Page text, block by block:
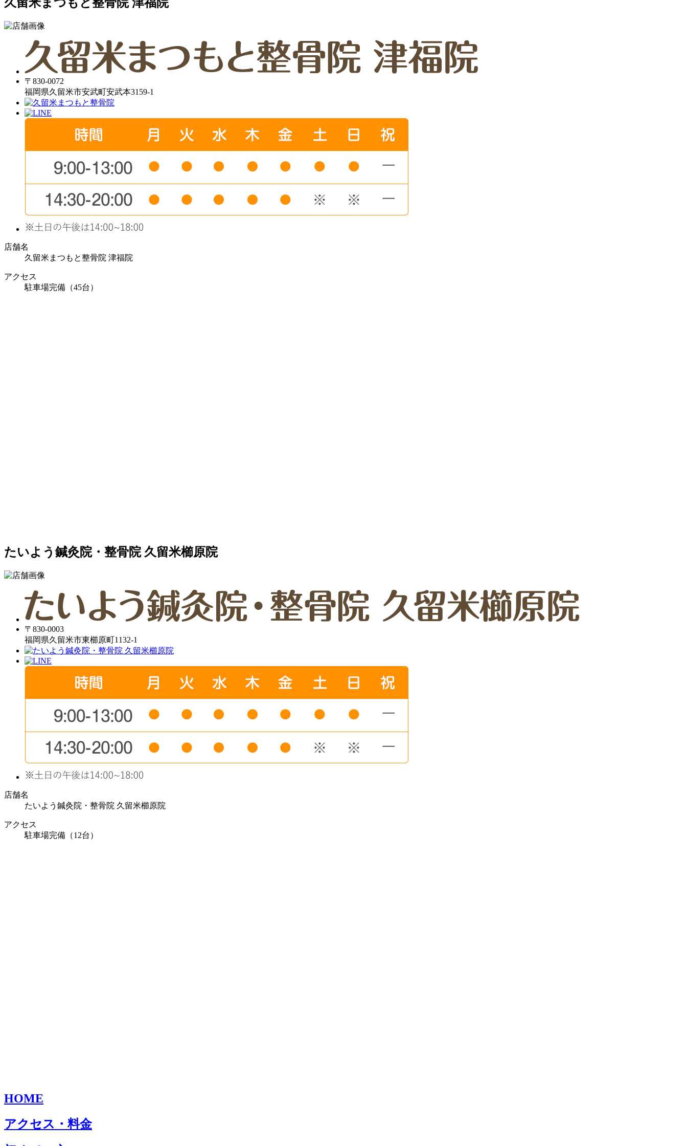
〒830-0072
福岡県久留米市安武町安武本3159-1
店舗名
久留米まつもと整骨院 津福院
アクセス
駐車場完備（45台）
たいよう鍼灸院・整骨院 久留米櫛原院
〒830-0003
福岡県久留米市東櫛原町1132-1
店舗名
たいよう鍼灸院・整骨院 久留米櫛原院
アクセス
駐車場完備（12台）
HOME
アクセス・料金